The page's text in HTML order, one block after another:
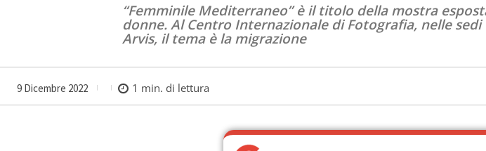
“Femminile Mediterraneo” è il titolo della mostra
donne. Al Centro Internazionale di Fotografia, nelle sedi
Arvis, il tema è la migrazione
9 Dicembre 2022 1 min. di lettura